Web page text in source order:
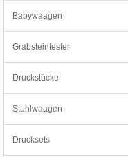
Babywaagen
Grabsteintester
Druckstücke
Stuhlwaagen
Drucksets